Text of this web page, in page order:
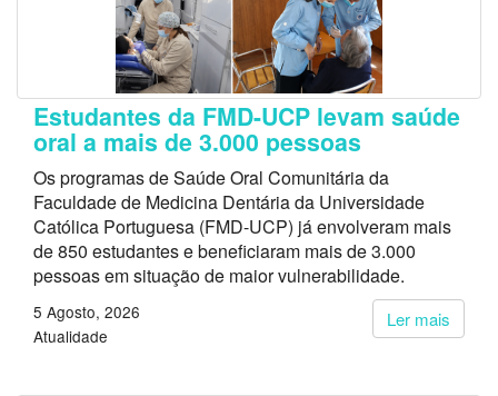
Estudantes da FMD-UCP levam saúde
oral a mais de 3.000 pessoas
Os programas de Saúde Oral Comunitária da
Faculdade de Medicina Dentária da Universidade
Católica Portuguesa (FMD-UCP) já envolveram mais
de 850 estudantes e beneficiaram mais de 3.000
pessoas em situação de maior vulnerabilidade.
Ler mais
5 Agosto, 2026
Atualidade